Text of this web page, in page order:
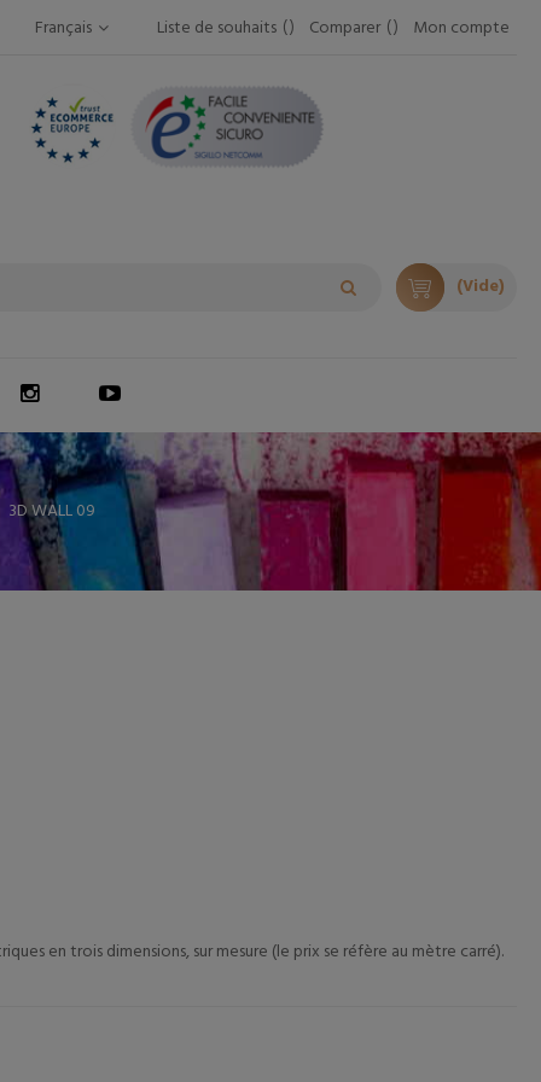
Liste de souhaits Comparer Mon compte
Français
(Vide)
3D WALL 09
en trois dimensions, sur mesure (le prix se réfère au mètre carré).